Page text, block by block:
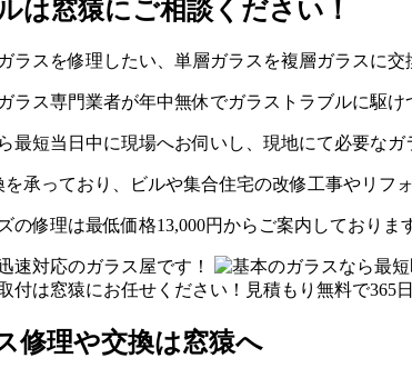
は窓猿にご相談ください！
ラスを修理したい、単層ガラスを複層ガラスに
ラス専門業者が年中無休でガラストラブルに駆け
最短当日中に現場へお伺いし、現地にて必要な
承っており、ビルや集合住宅の改修工事やリフ
の修理は最低価格13,000円からご案内しておりま
修理や交換は窓猿へ